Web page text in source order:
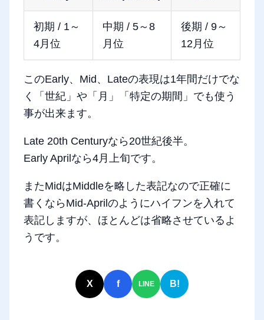
初期 / 1～
4月位
中期 / 5～8
月位
後期 / 9～
12月位
このEarly、Mid、Lateの表現は1年間だけでな
く「世紀」や「月」「特定の期間」でも使う
事が出来ます。
Late 20th Centuryなら20世紀後半。
Early Aprilなら4月上旬です。
またMidはMiddleを略した表記なので正確に
書くならMid-Aprilのようにハイフンを入れて
表記しますが、ほとんどは省略させているよ
うです。
X f LINE B!